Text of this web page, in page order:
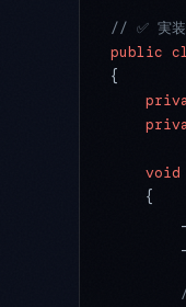
// ✅ 実装
public
{
    void
    {